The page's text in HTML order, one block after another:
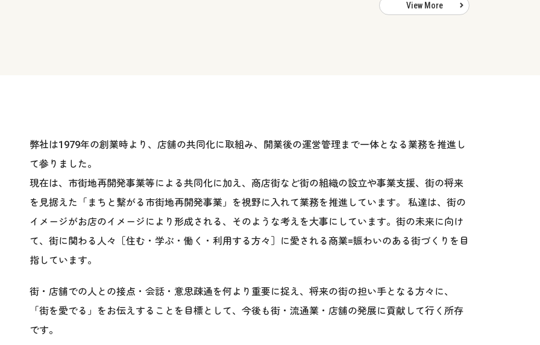
View More
弊社は1979年の創業時より、店舗の共同化に取組み、開業後の運営管理まで一体となる業務を推進し
て参りました。
現在は、市街地再開発事業等による共同化に加え、商店街など街の組織の設立や事業支援、街の将来
を見据えた「まちと繋がる市街地再開発事業」を視野に入れて業務を推進しています。 私達は、街の
イメージがお店のイメージにより形成される、そのような考えを大事にしています。街の未来に向け
て、街に関わる人々［住む・学ぶ・働く・利用する方々］に愛される商業=賑わいのある街づくりを目
指しています。
街・店舗での人との接点・会話・意思疎通を何より重要に捉え、将来の街の担い手となる方々に、
「街を愛でる」をお伝えすることを目標として、今後も街・流通業・店舗の発展に貢献して行く所存
です。